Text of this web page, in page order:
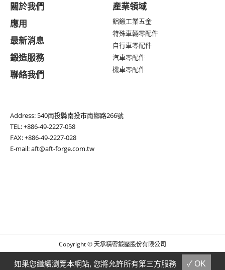
關於我們
應用
最新消息
鍛造服務
聯絡我們
產業領域
鋁鍛工業五金
特殊車輛零配件
自行車零配件
汽車零配件
機車零配件
Address: 540南投縣南投市南鄉路266號
TEL:+886-49-2227-058
FAX: +886-49-2227-028
E-mail:aft@aft-forge.com.tw
Copyright © 天承精密鍛壓股份有限公司
B2BChinaSources
For Reader
如果您繼續瀏覽本網站, 您將允許所有第三方服務 ✓ OK